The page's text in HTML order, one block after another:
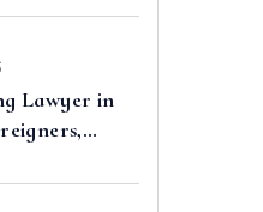
Lawyer in